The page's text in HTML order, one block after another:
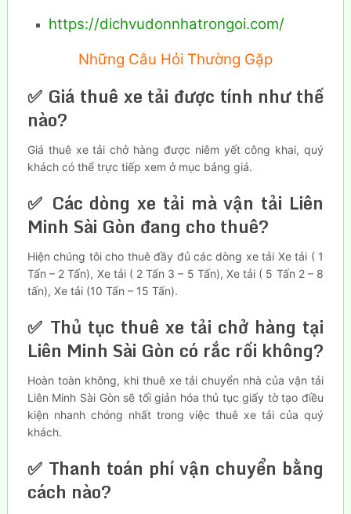
https://dichvudonnhatrongoi.com/
Những Câu Hỏi Thường Gặp
✅ Giá thuê xe tải được tính như thế
nào?
Giá thuê xe tải chở hàng được niêm yết công khai, quý
khách có thể trực tiếp xem ở mục bảng giá.
✅ Các dòng xe tải mà vận tải Liên
Minh Sài Gòn đang cho thuê?
Hiện chúng tôi cho thuê đầy đủ các dòng xe tải Xe tải ( 1
Tấn – 2 Tấn), Xe tải ( 2 Tấn 3 – 5 Tấn), Xe tải ( 5 Tấn 2 – 8
tấn), Xe tải (10 Tấn – 15 Tấn).
✅ Thủ tục thuê xe tải chở hàng tại
Liên Minh Sài Gòn có rắc rối không?
Hoàn toàn không, khi thuê xe tải chuyển nhà của vận tải
Liên Minh Sài Gòn sẽ tối giản hóa thủ tục giấy tờ tạo điều
kiện nhanh chóng nhất trong việc thuê xe tải của quý
khách.
✅ Thanh toán phí vận chuyển bằng
cách nào?